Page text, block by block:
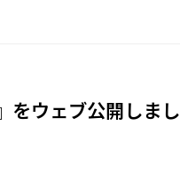
をウェブ公開しまし